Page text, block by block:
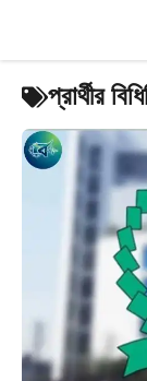
Menu
প্রার্থীর